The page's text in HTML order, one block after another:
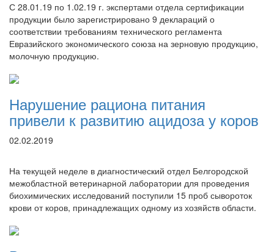
С 28.01.19 по 1.02.19 г. экспертами отдела сертификации
продукции было зарегистрировано 9 деклараций о
соответствии требованиям технического регламента
Евразийского экономического союза на зерновую продукцию,
молочную продукцию.
Нарушение рациона питания
привели к развитию ацидоза у коров
02.02.2019
На текущей неделе в диагностический отдел Белгородской
межобластной ветеринарной лаборатории для проведения
биохимических исследований поступили 15 проб сывороток
крови от коров, принадлежащих одному из хозяйств области.